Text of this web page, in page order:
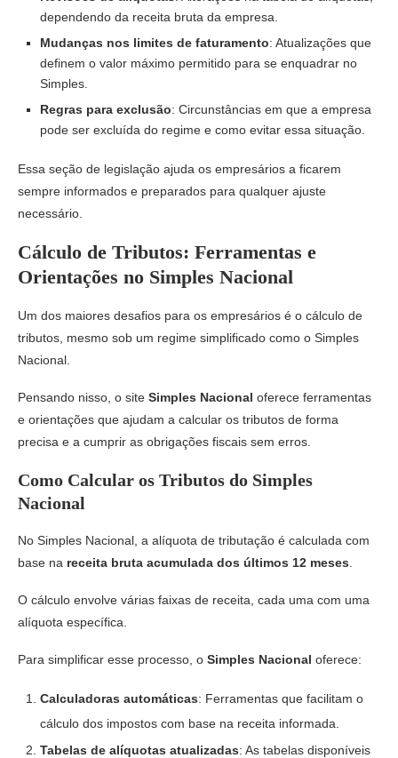
dependendo da receita bruta da empresa.
Mudanças nos limites de faturamento: Atualizações que
definem o valor máximo permitido para se enquadrar no
Simples.
Regras para exclusão: Circunstâncias em que a empresa
pode ser excluída do regime e como evitar essa situação.
Essa seção de legislação ajuda os empresários a ficarem
sempre informados e preparados para qualquer ajuste
necessário.
Cálculo de Tributos: Ferramentas e
Orientações no Simples Nacional
Um dos maiores desafios para os empresários é o cálculo de
tributos, mesmo sob um regime simplificado como o Simples
Nacional.
Pensando nisso, o site Simples Nacional oferece ferramentas
e orientações que ajudam a calcular os tributos de forma
precisa e a cumprir as obrigações fiscais sem erros.
Como Calcular os Tributos do Simples
Nacional
No Simples Nacional, a alíquota de tributação é calculada com
base na receita bruta acumulada dos últimos 12 meses
O cálculo envolve várias faixas de receita, cada uma com uma
alíquota específica.
Para simplificar esse processo, o Simples Nacional oferece:
Calculadoras automáticas: Ferramentas que facilitam o
cálculo dos impostos com base na receita informada.
Tabelas de alíquotas atualizadas: As tabelas disponíveis